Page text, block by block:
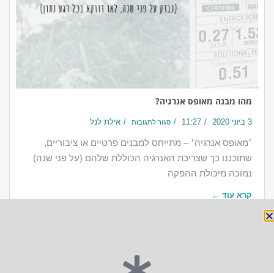
מהו מבנה מאופס אנרגיה?
3 ביוני 2020 11:27 סגור לתגובות אילת לנל
׳מאופס אנרגיה׳ – מתייחס למבנים פרטיים או ציבוריים,
שתוכננו כך שצריכת האנרגיה הכוללת שלהם (על פני שנה)
נמוכה מיכולת ההפקה
קרא עוד ←